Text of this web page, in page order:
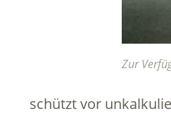
Zur
schützt vor